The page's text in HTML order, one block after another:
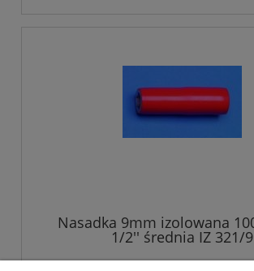
Nasadka 9mm izolowana
1/2'' średnia IZ 321/9